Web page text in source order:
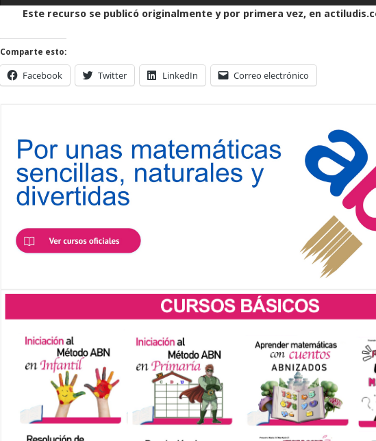
Este recurso se publicó originalmente y por primera vez, en
Comparte esto:
Facebook Twitter LinkedIn Correo electrónico